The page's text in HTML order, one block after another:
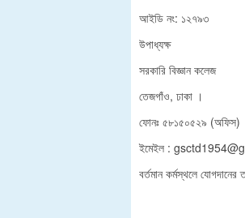
আইডি নং: ১২৭৯৩
উপাধ্যক্ষ
সরকারি বিজ্ঞান কলেজ
তেজগাঁও, ঢাকা ।
ফোনঃ ৫৮১৫০৫২৯ (অফিস)
ইমেইল :
বর্তমান কর্মস্থলে